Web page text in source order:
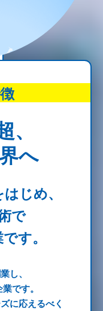
へ
じめ、
で
す。
し、
です。
に応えるべく